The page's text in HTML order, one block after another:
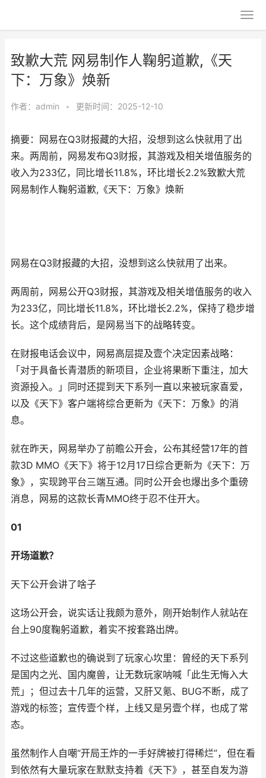
致歉大荒 网易制作人鞠躬道歉,《天
下：万象》焕新
作者： admin • 更新时间：2025-12-10
摘要：网易在Q3财报藏的大招，没想到这么快就用了出
来。两周前，网易发布Q3财报，其游戏及相关增值服务的
收入为233亿，同比增长11.8%，环比增长2.2%致歉大荒
网易制作人鞠躬道歉,《天下：万象》焕新
网易在Q3财报藏的大招，没想到这么快就用了出来。
两周前，网易公开Q3财报，其游戏及相关增值服务的收入
为233亿，同比增长11.8%，环比增长2.2%，保持了稳步增
长。这个成绩背后，是网易当下的战略转变。
在财报电话会议中，网易高层提及壹个决定因素战略：
「对于具备长青潜质的新项目，企业将果断下重注，加大
资源投入。」同时还提到天下系列一直以来被玩家喜爱，
以及《天下》客户端将综合更新为《天下：万象》的消
息。
就在昨天，网易举办了前瞻公开会，公布其经营17年的首
款3D MMO《天下》将于12月17日综合更新为《天下：万
象》，实现跨平台三端互通。同时公开会也爆出多个重磅
消息，网易的这款长青MMO终于忍不住开大。
01
开场道歉？
天下公开会讲了啥子
这场公开会，说实话让我颇为意外，刚开始制作人就站在
台上90度鞠躬道歉，着实不按套路出牌。
不过这些道歉也的确说到了玩家心坎里：曾经的天下系列
是国内之光、国内魔兽，让无数玩家呐喊「此生无悔入大
荒」；但过去十几年的运营，又肝又氪、BUG不断，成了
游戏的标签；宣传壹个样，上线又是另壹个样，也成了常
态。
虽然制作人自嘲“开局王炸的一手好牌被打得稀烂”，但在看
到依然有大量玩家在默默支持着《天下》，甚至自发为游